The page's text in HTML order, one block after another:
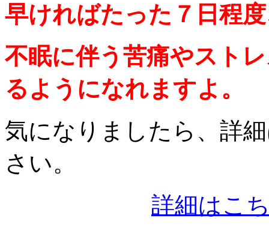
早ければたった７日程
不眠に伴う苦痛やスト
るようになれますよ。
気になりましたら、詳
さい。
詳細はこ